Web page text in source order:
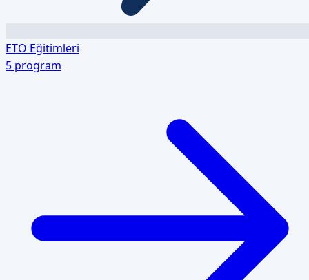
ETO Eğitimleri
5 program